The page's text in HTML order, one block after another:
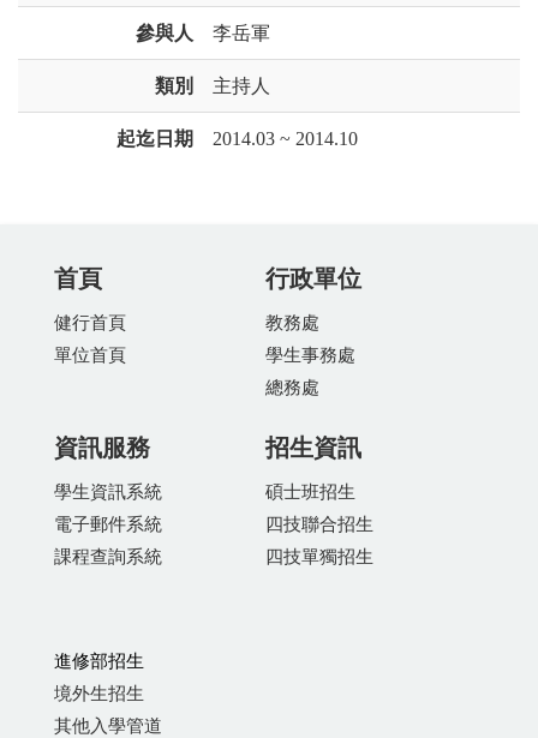
參與人 李岳軍
類別 主持人
起迄日期 2014.03 ~ 2014.10
首頁
健行首頁
單位首頁
行政單位
教務處
學生事務處
總務處
資訊服務
學生資訊系統
電子郵件系統
課程查詢系統
招生資訊
碩士班招生
四技聯合招生
四技單獨招生
進修部招生
境外生招生
其他入學管道